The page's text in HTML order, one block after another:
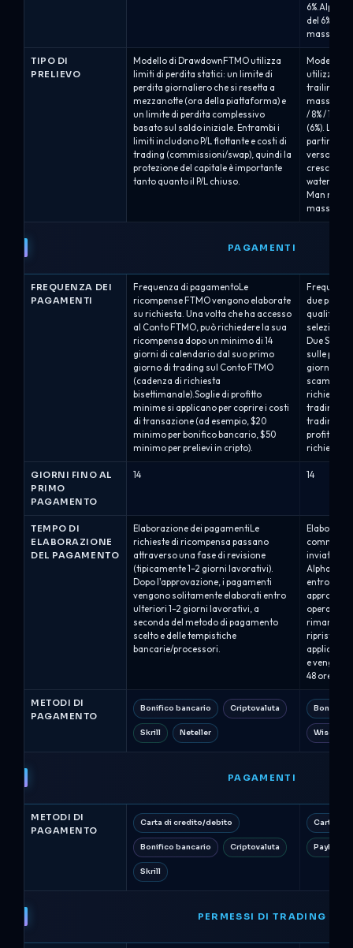
6%.Alpha
del 6%
massimo
TIPO DI
PRELIEVO
Modello di DrawdownFTMO utilizza
limiti di perdita statici: un limite di
perdita giornaliero che si resetta a
mezzanotte (ora della piattaforma) e
un limite di perdita complessivo
basato sul saldo iniziale. Entrambi i
limiti includono P/L flottante e costi di
trading (commissioni/swap), quindi la
protezione del capitale è importante
tanto quanto il P/L chiuso.
Modello di
utilizza sia
trailing a
massimo
/ 8% /
(6%). La
partire dal
verso
water
Man
massimi
PAGAMENTI
FREQUENZA DEI
PAGAMENTI
Frequenza di pagamentoLe
ricompense FTMO vengono elaborate
su richiesta. Una volta che ha accesso
al Conto FTMO, può richiedere la sua
ricompensa dopo un minimo di 14
giorni di calendario dal suo primo
giorno di trading sul Conto FTMO
(cadenza di richiesta
bisettimanale).Soglie di profitto
minime si applicano per coprire i costi
di transazione (ad esempio, $20
minimo per bonifico bancario, $50
minimo per prelievi in cripto).
due
qualificati,
Due
sulle
giorni (a
scambio
richiesta
trading
trading, e
profitti
GIORNI FINO AL
PRIMO
PAGAMENTO
14 14
TEMPO DI
ELABORAZIONE
DEL PAGAMENTO
Elaborazione dei pagamentiLe
richieste di ricompensa passano
attraverso una fase di revisione
(tipicamente 1–2 giorni lavorativi).
Dopo l'approvazione, i pagamenti
vengono solitamente elaborati entro
ulteriori 1–2 giorni lavorativi, a
seconda del metodo di pagamento
scelto e delle tempistiche
bancarie/processori.
inviate
Alpha
entro
rimane
e
48 ore
METODI DI
PAGAMENTO
Bonifico bancario Criptovaluta
Skrill Neteller
Bonifico
Wise
PAGAMENTI
METODI DI
PAGAMENTO
Carta di credito/debito
Bonifico bancario Criptovaluta
Skrill
Carta di
PayPal
PERMESSI DI TRADING